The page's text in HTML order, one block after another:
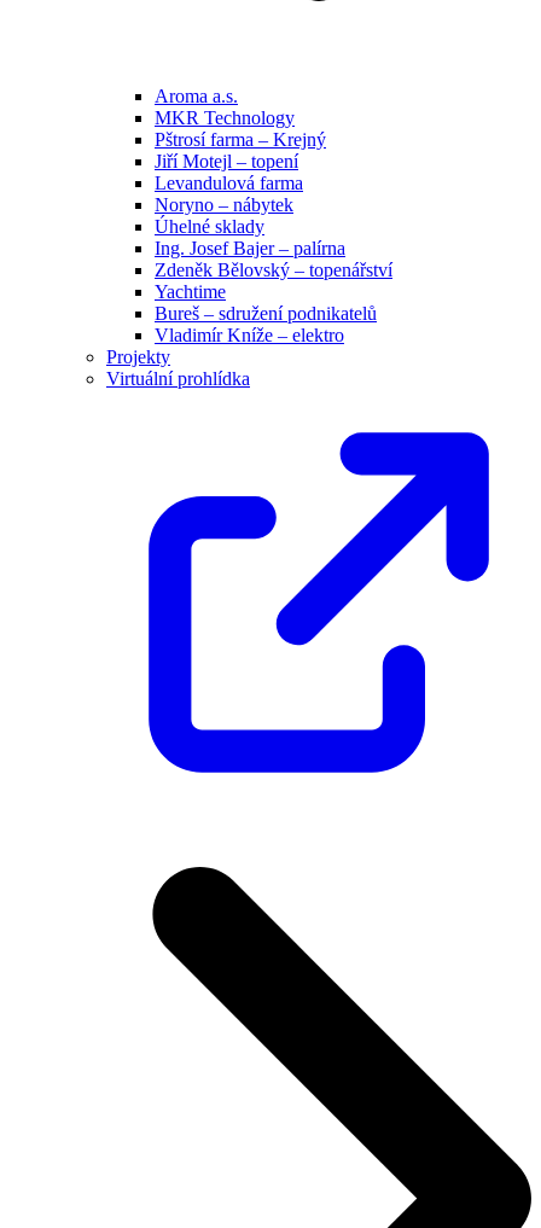
Aroma a.s.
MKR Technology
Pštrosí farma – Krejný
Jiří Motejl – topení
Levandulová farma
Noryno – nábytek
Úhelné sklady
Ing. Josef Bajer – palírna
Zdeněk Bělovský – topenářství
Yachtime
Bureš – sdružení podnikatelů
Vladimír Kníže – elektro
Projekty
Virtuální prohlídka